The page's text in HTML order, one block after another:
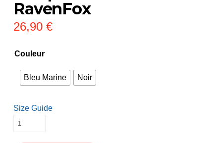
RavenFox
26,90 €
Couleur
Bleu Marine Noir
Size Guide
Casquette